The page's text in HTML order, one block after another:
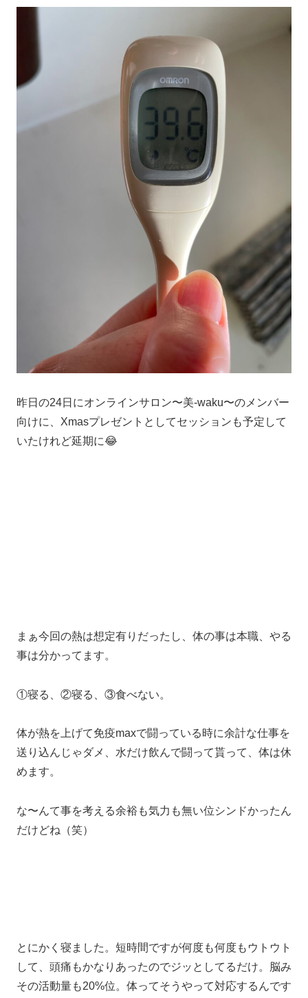
昨日の24日にオンラインサロン〜美-waku〜のメンバー
向けに、Xmasプレゼントとしてセッションも予定して
いたけれど延期に😂
まぁ今回の熱は想定有りだったし、体の事は本職、やる
事は分かってます。
①寝る、②寝る、③食べない。
体が熱を上げて免疫maxで闘っている時に余計な仕事を
送り込んじゃダメ、水だけ飲んで闘って貰って、体は休
めます。
な〜んて事を考える余裕も気力も無い位シンドかったん
だけどね（笑）
とにかく寝ました。短時間ですが何度も何度もウトウト
して、頭痛もかなりあったのでジッとしてるだけ。脳み
その活動量も20%位。体ってそうやって対応するんです